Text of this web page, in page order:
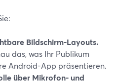
Bildschirm-Layouts.
das, was Ihr Publikum
Android-App präsentieren.
über Mikrofon- und